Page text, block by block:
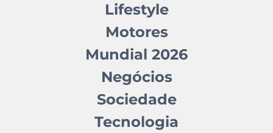
Lifestyle
Motores
Mundial 2026
Negócios
Sociedade
Tecnologia